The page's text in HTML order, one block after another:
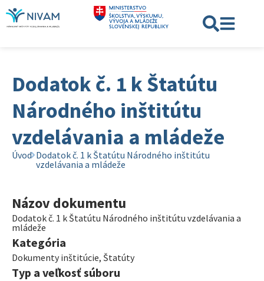
Dodatok č. 1 k Štatútu
Národného inštitútu
vzdelávania a mládeže
Úvod Dodatok č. 1 k Štatútu Národného inštitútu
vzdelávania a mládeže
Názov dokumentu
Dodatok č. 1 k Štatútu Národného inštitútu vzdelávania a
mládeže
Kategória
Dokumenty inštitúcie, Štatúty
Typ a veľkosť súboru